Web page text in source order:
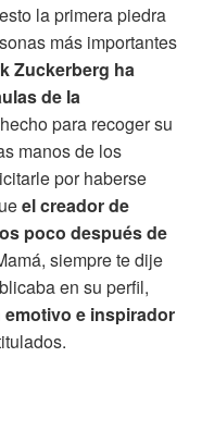
la primera piedra
más importantes
Zuckerberg ha
de la
para recoger su
manos de los
por haberse
el creador de
poco después de
siempre te dije
en su perfil,
emotivo e inspirador